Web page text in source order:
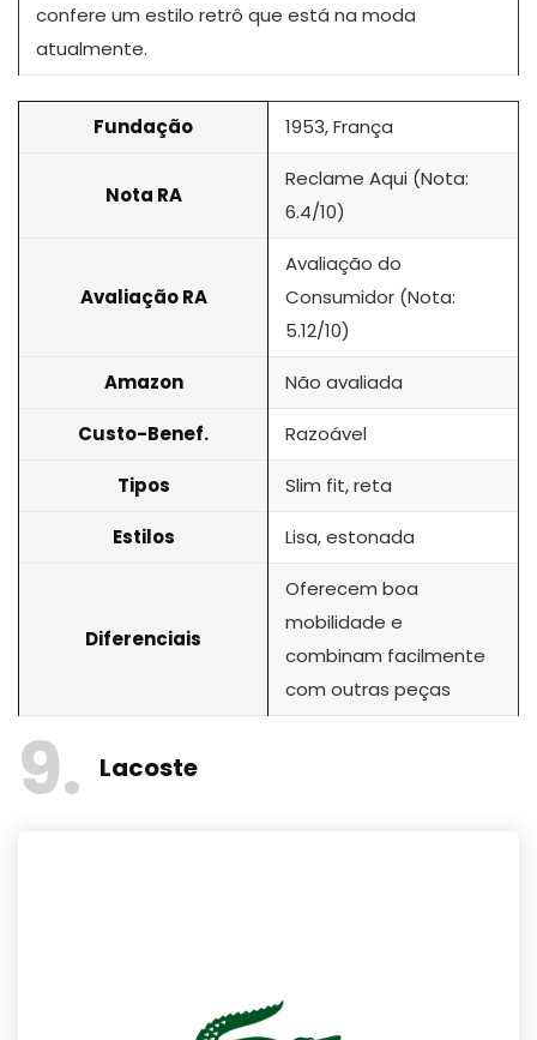
confere um estilo retrô que está na moda
atualmente.
Fundação 1953, França
Nota RA
Reclame Aqui (Nota:
6.4/10)
Avaliação RA
Avaliação do
Consumidor (Nota:
5.12/10)
Amazon Não avaliada
Custo-Benef. Razoável
Tipos Slim fit, reta
Estilos Lisa, estonada
Diferenciais
Oferecem boa
mobilidade e
combinam facilmente
com outras peças
9 Lacoste